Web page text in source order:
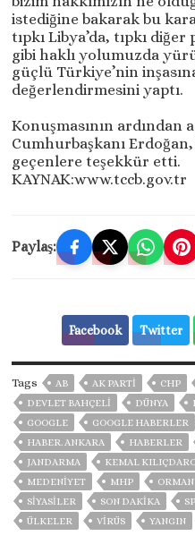
istediğine bakarak bu
tıpkı Libya’da, tıpkı
gibi haklı yolumuzda
güçlü Türkiye’nin
değerlendirmesini yaptı.
Konuşmasının ardından
Cumhurbaşkanı
geçenlere teşekkür etti.
KAYNAK:www.tccb.gov.tr
Paylaş:
Facebook Twitter
Tags AB AK PARTİ CHP
DEVLET BAHÇELİ
DÜNYA
GOOGLE
GOOGLE HABERLER
HABER. ANKARA
HABERLER
JANDARMA
KEMAL
MEDENİYET
MHP ORMAN
SİYASİLER
SON DAKIKA
ÜLKELER
VIRÜS YANGIN